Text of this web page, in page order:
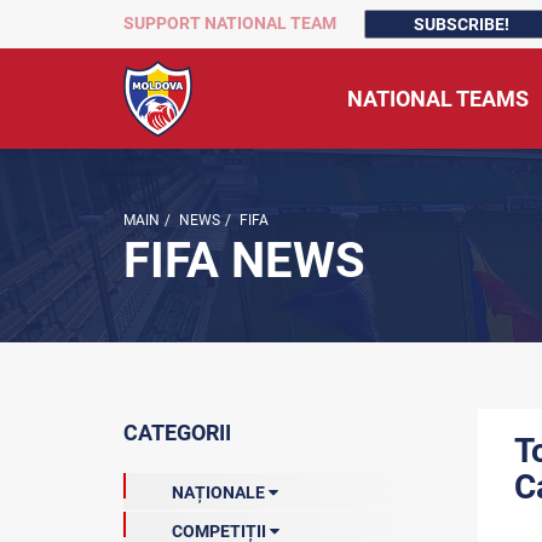
SUPPORT NATIONAL TEAM SUBSCRIBE!
NATIONAL TEAMS
MAIN / NEWS / FIFA
FIFA NEWS
CATEGORII
NAȚIONALE
COMPETIȚII